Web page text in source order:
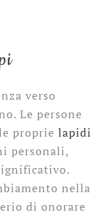
verso
Le persone
proprie lapidi
personali,
nella
di onorare